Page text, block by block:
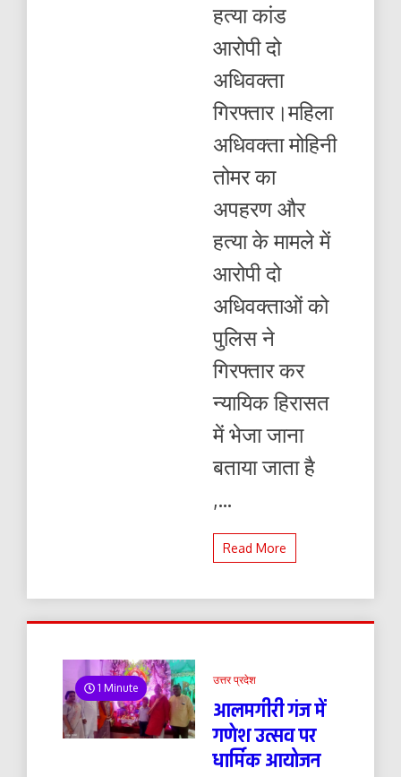
हत्या कांड
आरोपी दो
अधिवक्ता
गिरफ्तार।महिला
अधिवक्ता मोहिनी
तोमर का
अपहरण और
हत्या के मामले में
आरोपी दो
अधिवक्ताओं को
पुलिस ने
गिरफ्तार कर
न्यायिक हिरासत
में भेजा जाना
बताया जाता है
,...
Read More
1 Minute
उत्तर प्रदेश
आलमगीरी गंज में
गणेश उत्सव पर
धार्मिक आयोजन